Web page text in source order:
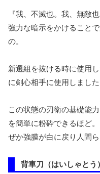
『我、不滅也。我、無敵
強力な暗示をかけること
の。
新選組を抜ける時に使用
に剣心相手に使用しました
この状態の刃衛の基礎能
を簡単に粉砕できるほど
ぜか強膜が白に戻り人間
背車刀（はいしゃとう）